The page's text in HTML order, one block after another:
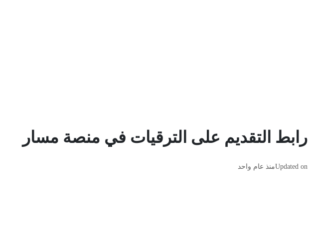
رابط التقديم على الترقيات في منصة مسار
Updated onمنذ عام واحد